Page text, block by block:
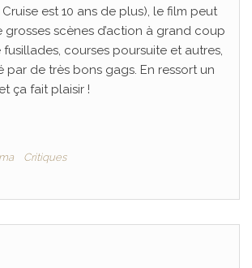
est 10 ans de plus), le film peut
scènes d’action à grand coup
fusillades, courses poursuite et autres,
de très bons gags. En ressort un
ça fait plaisir !
Critiques